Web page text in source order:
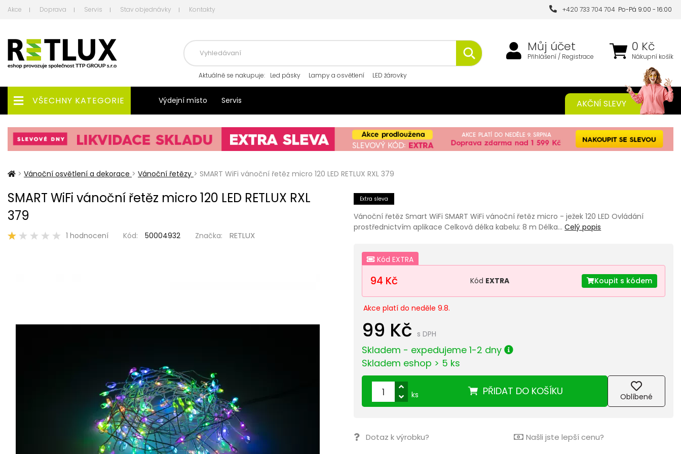
Akce Doprava Servis Stav objednávky Kontakty +420 733 704 704 Po-Pá 9:00 - 16:00
0 Kč
Nákupní košík
Můj účet
Přihlášení / Registrace
Aktuálně se nakupuje: Led pásky Lampy a osvětlení LED žárovky
VŠECHNY KATEGORIE Výdejní místo Servis AKČNÍ SLEVY
> Vánoční osvětlení a dekorace > Vánoční řetězy > SMART WiFi vánoční řetěz micro 120 LED RETLUX RXL 379
SMART WiFi vánoční řetěz micro 120 LED RETLUX RXL
379
1 hodnocení Kód: 50004932 Značka: RETLUX
Extra sleva
Vánoční řetěz Smart WiFi SMART WiFi vánoční řetěz micro - ježek 120 LED Ovládání
prostřednictvím aplikace Celková délka kabelu: 8 m Délka…Celý popis
Kód EXTRA
94 Kč Kód EXTRA Koupit s kódem
Akce platí do neděle 9.8.
99 Kč s DPH
Skladem - expedujeme 1-2 dny
Skladem eshop > 5 ks
PŘIDAT DO KOŠÍKU
ks Oblíbené
Dotaz k výrobku? Našli jste lepší cenu?